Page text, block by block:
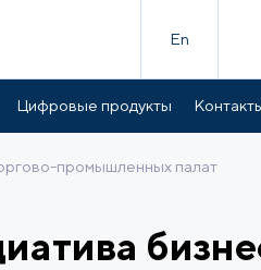
En
Цифровые продукты
промышленных палат